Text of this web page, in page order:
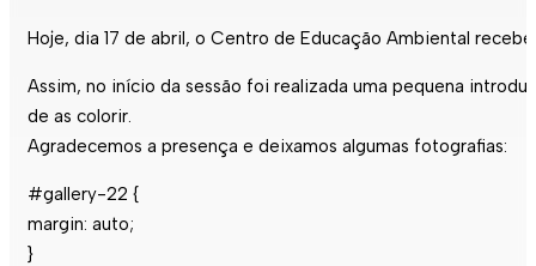
Hoje, dia 17 de abril, o Centro de Educação Ambiental
Assim, no início da sessão foi realizada uma pequena
de as colorir.
Agradecemos a presença e deixamos algumas fotografias:
#gallery-22 {
margin: auto;
}